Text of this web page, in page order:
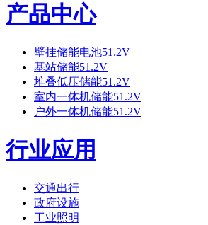
产品中心
壁挂储能电池51.2V
基站储能51.2V
堆叠低压储能51.2V
室内一体机储能51.2V
户外一体机储能51.2V
行业应用
交通出行
政府设施
工业照明